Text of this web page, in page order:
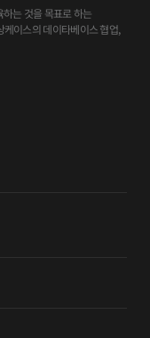
는 것을 목표로 하는
이스의 데이타베이스 협업,